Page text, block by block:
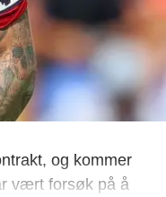
og kommer
vært forsøk på å